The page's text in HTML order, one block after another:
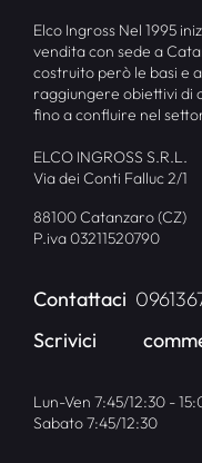
Elco Ingross Nel 1995
vendita con sede a
costruito però le basi e
raggiungere obiettivi di
fino a confluire nel
ELCO INGROSS S.R.L.
Via dei Conti Falluc 2/1
88100 Catanzaro (CZ)
P.iva 03211520790
Contattaci
Scrivici
Lun-Ven 7:45/12:30 -
Sabato 7:45/12:30